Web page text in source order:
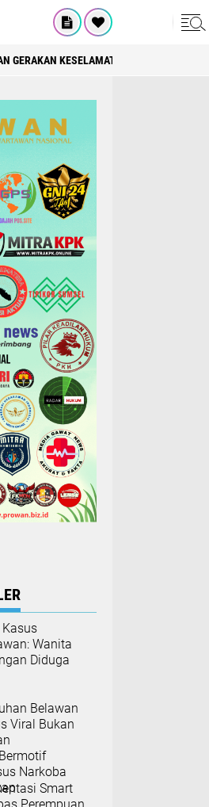
GERAKAN KESELAMATAN BERLALU
Wanita
Diduga
Belawan
Viral Bukan
Narkoba
Smart